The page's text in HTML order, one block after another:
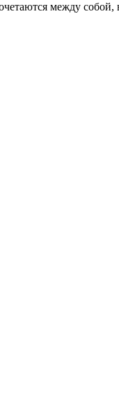
между собой,